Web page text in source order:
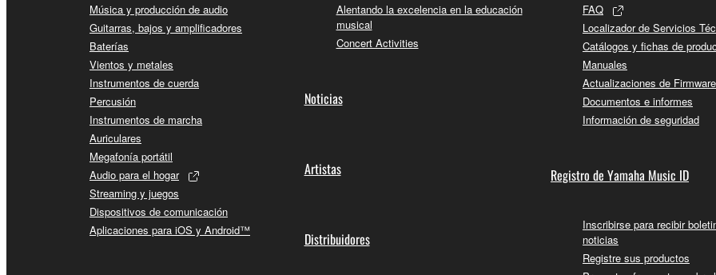
Música y producción de audio
Guitarras, bajos y amplificadores
Baterías
Vientos y metales
Instrumentos de cuerda
Percusión
Instrumentos de marcha
Auriculares
Megafonía portátil
Audio para el hogar
Streaming y juegos
Dispositivos de comunicación
Aplicaciones para iOS y Android™
Alentando la excelencia en la educación
musical
Concert Activities
Noticias
Artistas
Distribuidores
FAQ
Localizador de Servicios
Catálogos y fichas de
Manuales
Actualizaciones de
Documentos e informes
Información de seguridad
Registro de Yamaha Music ID
Inscribirse para recibir
noticias
Registre sus productos